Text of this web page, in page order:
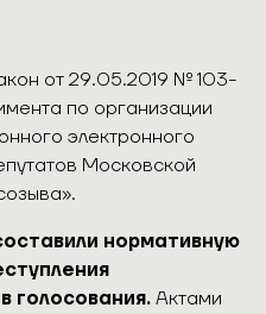
от 29.05.2019 № 103-
по организации
электронного
Московской
нормативную
голосования. Актами